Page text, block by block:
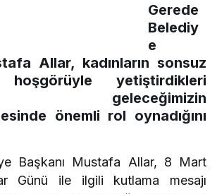
Gerede
Belediy
e
Allar, kadınların sonsuz
yetiştirdikleri
geleceğimizin
önemli rol oynadığını
Başkanı Mustafa Allar, 8 Mart
Günü ile ilgili kutlama mesajı